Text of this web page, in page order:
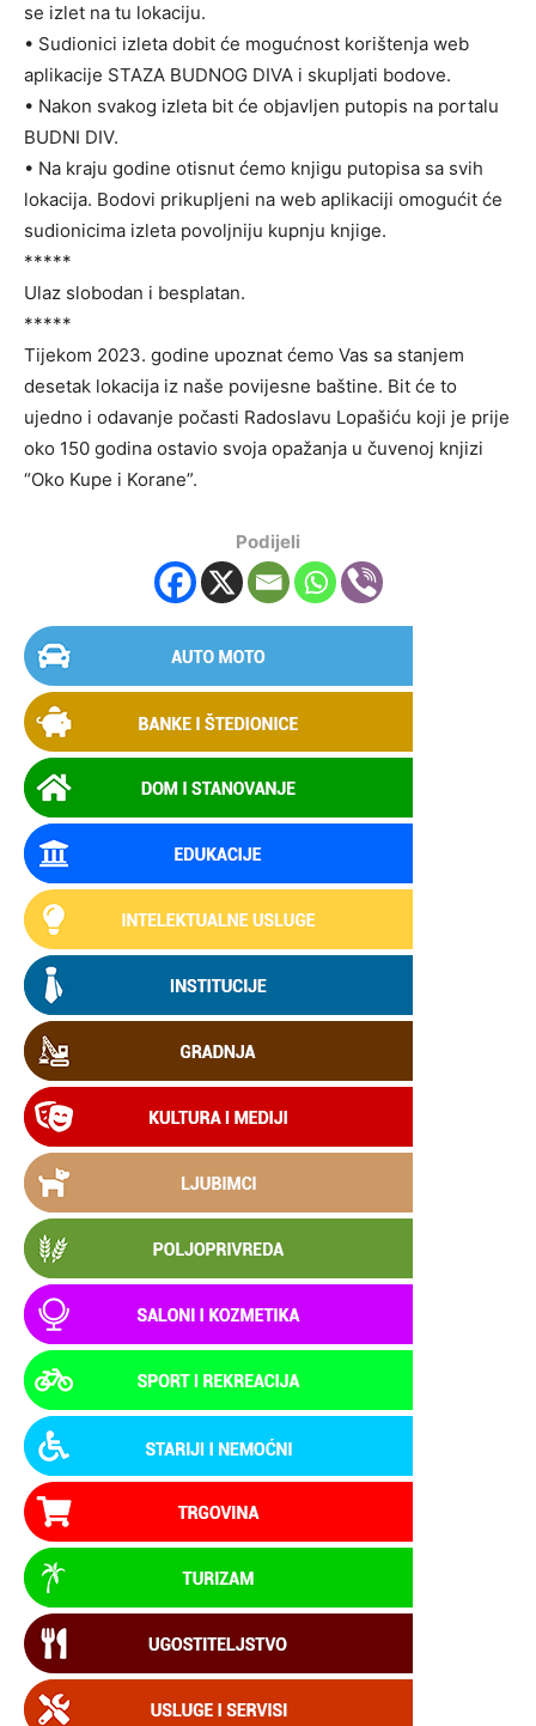
se izlet na tu lokaciju.
• Sudionici izleta dobit će mogućnost korištenja web
aplikacije STAZA BUDNOG DIVA i skupljati bodove.
• Nakon svakog izleta bit će objavljen putopis na portalu
BUDNI DIV.
• Na kraju godine otisnut ćemo knjigu putopisa sa svih
lokacija. Bodovi prikupljeni na web aplikaciji omogućit će
sudionicima izleta povoljniju kupnju knjige.
*****
Ulaz slobodan i besplatan.
*****
Tijekom 2023. godine upoznat ćemo Vas sa stanjem
desetak lokacija iz naše povijesne baštine. Bit će to
ujedno i odavanje počasti Radoslavu Lopašiću koji je prije
oko 150 godina ostavio svoja opažanja u čuvenoj knjizi
“Oko Kupe i Korane”.
Podijeli